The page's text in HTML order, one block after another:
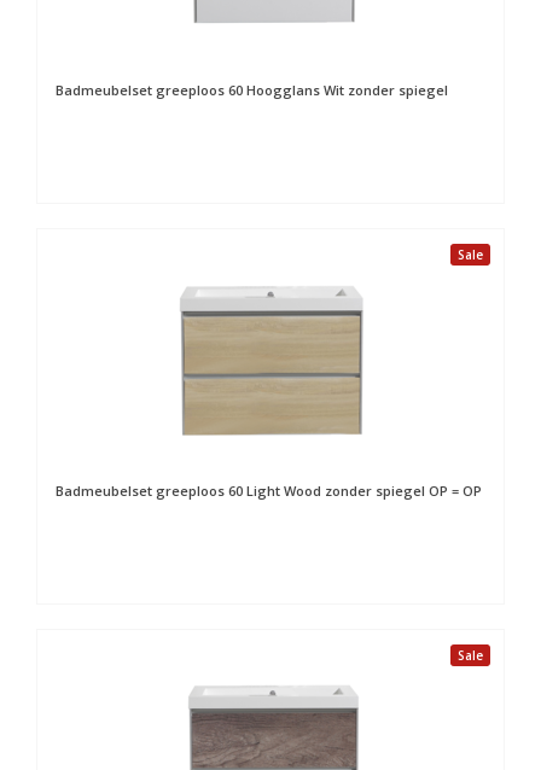
Badmeubelset greeploos 60 Hoogglans Wit zonder spiegel
Sale
Badmeubelset greeploos 60 Light Wood zonder spiegel OP = OP
Sale